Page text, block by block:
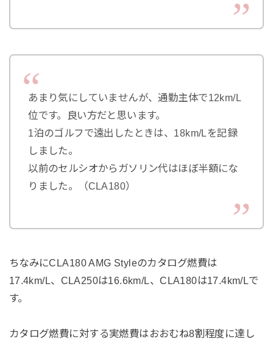
あまり気にしていませんが、通勤主体で12km/L
位です。良い方だと思います。
1泊のゴルフで遠出したときは、18km/Lを記録
しました。
以前のセルシオからガソリン代はほぼ半額にな
りました。（CLA180）
ちなみにCLA180 AMG Styleのカタログ燃費は
17.4km/L、CLA250は16.6km/L、CLA180は17.4km/Lで
す。
カタログ燃費に対する実燃費はおおむね8割程度に達し